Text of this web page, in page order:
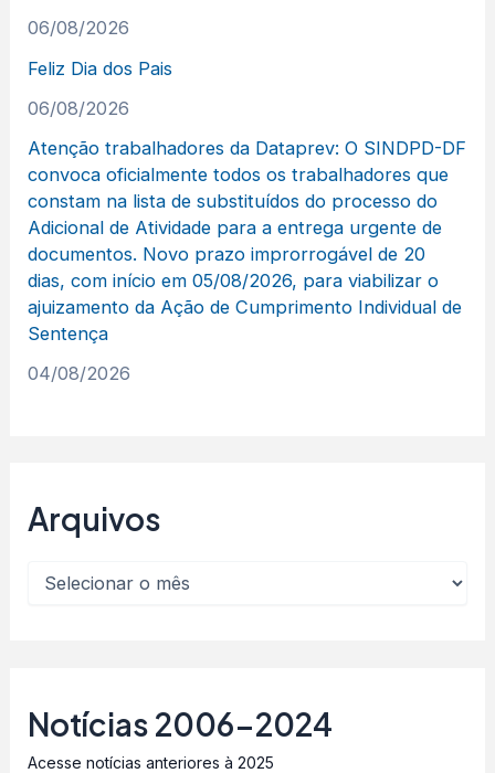
06/08/2026
Feliz Dia dos Pais
06/08/2026
Atenção trabalhadores da Dataprev: O SINDPD-DF
convoca oficialmente todos os trabalhadores que
constam na lista de substituídos do processo do
Adicional de Atividade para a entrega urgente de
documentos. Novo prazo improrrogável de 20
dias, com início em 05/08/2026, para viabilizar o
ajuizamento da Ação de Cumprimento Individual de
Sentença
04/08/2026
Arquivos
Notícias 2006-2024
Acesse notícias anteriores à 2025